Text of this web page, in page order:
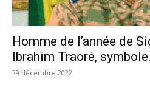
Homme de l’année de
Ibrahim Traoré,
29 décembre 2022